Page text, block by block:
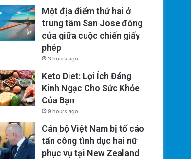
Một địa điểm thứ hai ở
trung tâm San Jose đóng
cửa giữa cuộc chiến giấy
phép
3 hours ago
Keto Diet: Lợi Ích Đáng
Kinh Ngạc Cho Sức Khỏe
Của Bạn
9 hours ago
Cán bộ Việt Nam bị tố cáo
tấn công tình dục hai nữ
phục vụ tại New Zealand